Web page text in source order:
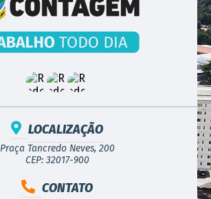
LOCALIZAÇÃO
Praça Tancredo Neves, 200
CEP: 32017-900
CONTATO